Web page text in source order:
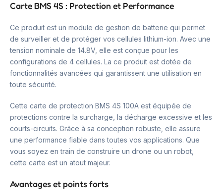
Carte BMS 4S : Protection et Performance
Ce produit est un module de gestion de batterie qui permet
de surveiller et de protéger vos cellules lithium-ion. Avec une
tension nominale de 14.8V, elle est conçue pour les
configurations de 4 cellules. La ce produit est dotée de
fonctionnalités avancées qui garantissent une utilisation en
toute sécurité.
Cette carte de protection BMS 4S 100A est équipée de
protections contre la surcharge, la décharge excessive et les
courts-circuits. Grâce à sa conception robuste, elle assure
une performance fiable dans toutes vos applications. Que
vous soyez en train de construire un drone ou un robot,
cette carte est un atout majeur.
Avantages et points forts